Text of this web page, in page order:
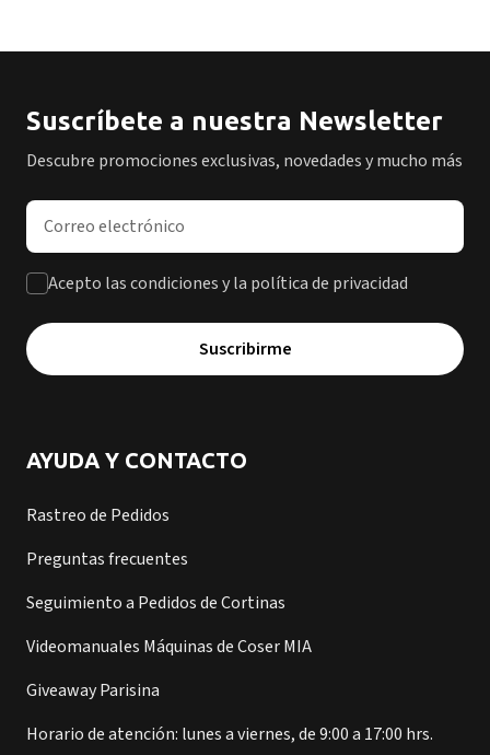
Suscríbete a nuestra Newsletter
Descubre promociones exclusivas, novedades y mucho más
Dirección de correo electrónico
Acepto las condiciones y la política de privacidad
Suscribirme
AYUDA Y CONTACTO
Rastreo de Pedidos
Preguntas frecuentes
Seguimiento a Pedidos de Cortinas
Videomanuales Máquinas de Coser MIA
Giveaway Parisina
Horario de atención: lunes a viernes, de 9:00 a 17:00 hrs.